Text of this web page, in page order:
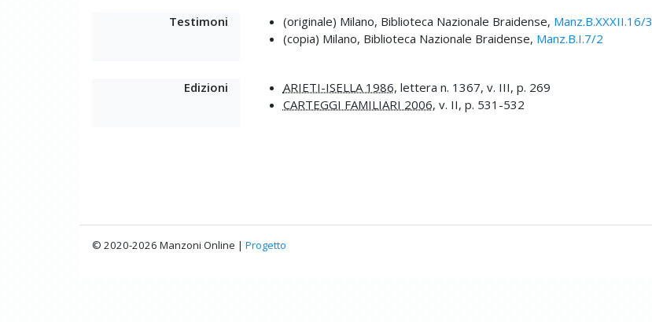
Testimoni (originale) Milano, Biblioteca Nazionale Braidense, Manz.B.XXXII.16/3
(copia) Milano, Biblioteca Nazionale Braidense, Manz.B.I.7/2
Edizioni ARIETI-ISELLA 1986, lettera n. 1367, v. III, p. 269
CARTEGGI FAMILIARI 2006, v. II, p. 531-532
© 2020-2026 Manzoni Online | Progetto